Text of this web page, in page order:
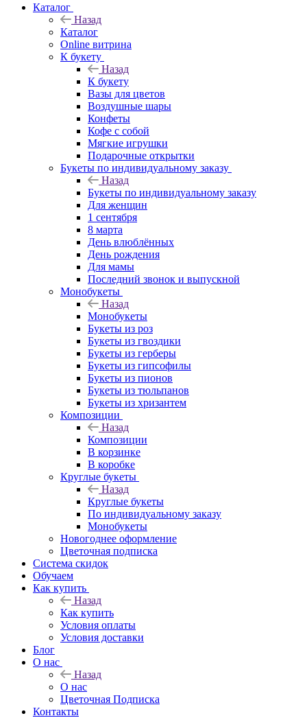
Каталог
Назад
Каталог
Online витрина
К букету
Назад
К букету
Вазы для цветов
Воздушные шары
Конфеты
Кофе с собой
Мягкие игрушки
Подарочные открытки
Букеты по индивидуальному заказу
Назад
Букеты по индивидуальному заказу
Для женщин
1 сентября
8 марта
День влюблённых
День рождения
Для мамы
Последний звонок и выпускной
Монобукеты
Назад
Монобукеты
Букеты из роз
Букеты из гвоздики
Букеты из герберы
Букеты из гипсофилы
Букеты из пионов
Букеты из тюльпанов
Букеты из хризантем
Композиции
Назад
Композиции
В корзинке
В коробке
Круглые букеты
Назад
Круглые букеты
По индивидуальному заказу
Монобукеты
Новогоднее оформление
Цветочная подписка
Система скидок
Обучаем
Как купить
Назад
Как купить
Условия оплаты
Условия доставки
Блог
О нас
Назад
О нас
Цветочная Подписка
Контакты